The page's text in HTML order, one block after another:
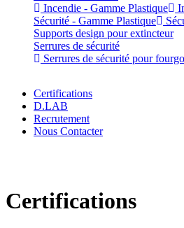
Incendie - Gamme Plastique
Sécurité - Gamme Plastique
Supports design pour extincteur
Serrures de sécurité
Serrures de sécurité pour
Certifications
D.LAB
Recrutement
Nous Contacter
Certifications